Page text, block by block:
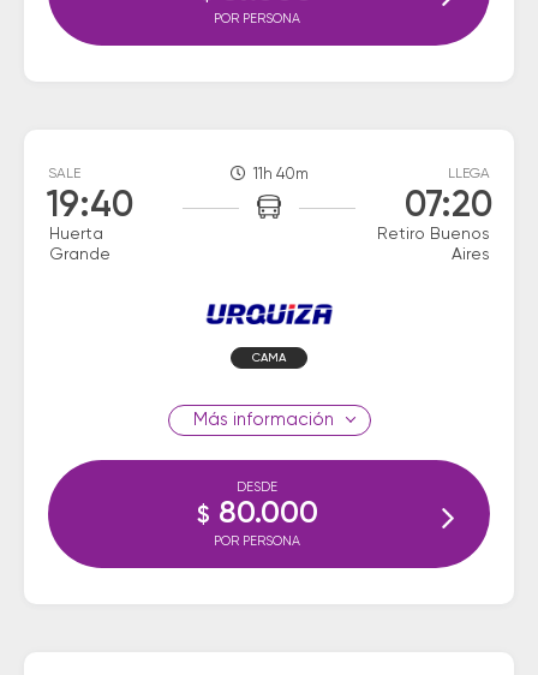
POR PERSONA
SALE
19:40
Huerta
Grande
11h 40m LLEGA
07:20
Retiro Buenos
Aires
CAMA
información
DESDE
$ 80.000
POR PERSONA